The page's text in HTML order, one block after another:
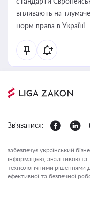
впливають на
норм права в Україні
Зв'язатися:
забезпечує український
інформацією, аналітикою та
технологічними рішеннями
ефективної та безпечної